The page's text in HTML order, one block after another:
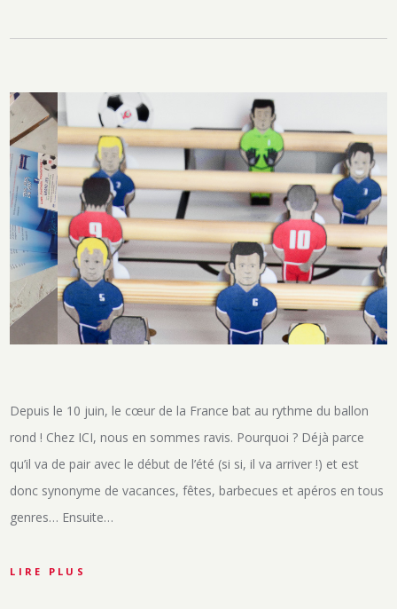
Depuis le 10 juin, le cœur de la France bat au rythme du ballon
rond ! Chez ICI, nous en sommes ravis. Pourquoi ? Déjà parce
qu’il va de pair avec le début de l’été (si si, il va arriver !) et est
donc synonyme de vacances, fêtes, barbecues et apéros en tous
genres… Ensuite…
LIRE PLUS